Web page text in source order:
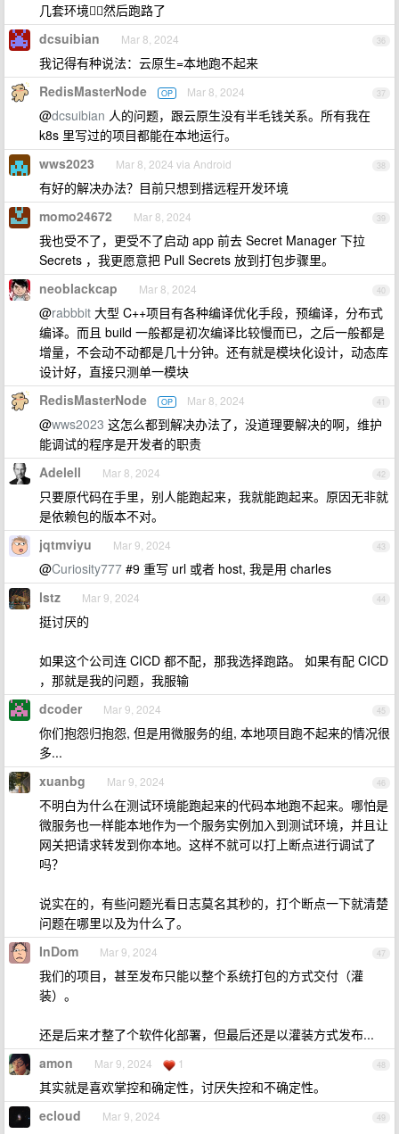
几套环境😵‍💫然后跑路了
36
dcsuibian Mar 8, 2024
我记得有种说法：云原生=本地跑不起来
37
RedisMasterNode OP Mar 8, 2024
@dcsuibian 人的问题，跟云原生没有半毛钱关系。所有我在
k8s 里写过的项目都能在本地运行。
38
wws2023 Mar 8, 2024 via Android
有好的解决办法？目前只想到搭远程开发环境
39
momo24672 Mar 8, 2024
我也受不了，更受不了启动 app 前去 Secret Manager 下拉
Secrets ，我更愿意把 Pull Secrets 放到打包步骤里。
40
neoblackcap Mar 8, 2024
@rabbbit 大型 C++项目有各种编译优化手段，预编译，分布式
编译。而且 build 一般都是初次编译比较慢而已，之后一般都是
增量，不会动不动都是几十分钟。还有就是模块化设计，动态库
设计好，直接只测单一模块
41
RedisMasterNode OP Mar 8, 2024
@wws2023 这怎么都到解决办法了，没道理要解决的啊，维护
能调试的程序是开发者的职责
42
Adelell Mar 8, 2024
只要原代码在手里，别人能跑起来，我就能跑起来。原因无非就
是依赖包的版本不对。
43
jqtmviyu Mar 9, 2024
@Curiosity777 #9 重写 url 或者 host, 我是用 charles
44
lstz Mar 9, 2024
挺讨厌的
如果这个公司连 CICD 都不配，那我选择跑路。 如果有配 CICD
，那就是我的问题，我服输
45
dcoder Mar 9, 2024
你们抱怨归抱怨, 但是用微服务的组, 本地项目跑不起来的情况很
多...
46
xuanbg Mar 9, 2024
不明白为什么在测试环境能跑起来的代码本地跑不起来。哪怕是
微服务也一样能本地作为一个服务实例加入到测试环境，并且让
网关把请求转发到你本地。这样不就可以打上断点进行调试了
吗？
说实在的，有些问题光看日志莫名其秒的，打个断点一下就清楚
问题在哪里以及为什么了。
47
InDom Mar 9, 2024
我们的项目，甚至发布只能以整个系统打包的方式交付（灌
装）。
还是后来才整了个软件化部署，但最后还是以灌装方式发布...
48
amon Mar 9, 2024 1
其实就是喜欢掌控和确定性，讨厌失控和不确定性。
49
ecloud Mar 9, 2024